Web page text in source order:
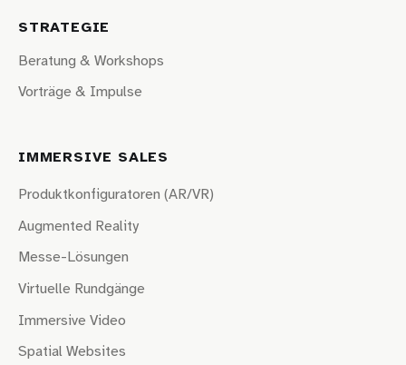
STRATEGIE
Beratung & Workshops
Vorträge & Impulse
IMMERSIVE SALES
Produktkonfiguratoren (AR/VR)
Augmented Reality
Messe-Lösungen
Virtuelle Rundgänge
Immersive Video
Spatial Websites